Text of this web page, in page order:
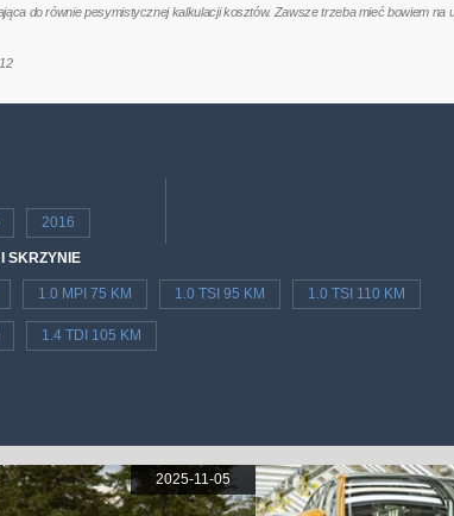
do równie pesymistycznej kalkulacji kosztów. Zawsze trzeba mieć bowiem
2016
SKRZYNIE
1.0 MPI 75 KM 1.0 TSI 95 KM 1.0 TSI 110 KM
1.4 TDI 105 KM
2025-11-05